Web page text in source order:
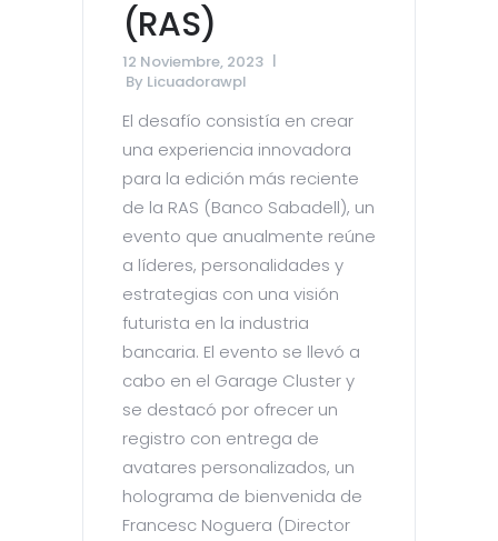
(RAS)
12 Noviembre, 2023
By Licuadorawpl
El desafío consistía en crear
una experiencia innovadora
para la edición más reciente
de la RAS (Banco Sabadell), un
evento que anualmente reúne
a líderes, personalidades y
estrategias con una visión
futurista en la industria
bancaria. El evento se llevó a
cabo en el Garage Cluster y
se destacó por ofrecer un
registro con entrega de
avatares personalizados, un
holograma de bienvenida de
Francesc Noguera (Director